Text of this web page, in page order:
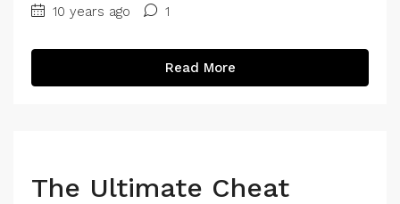
10 years ago 1
Read More
The Ultimate Cheat